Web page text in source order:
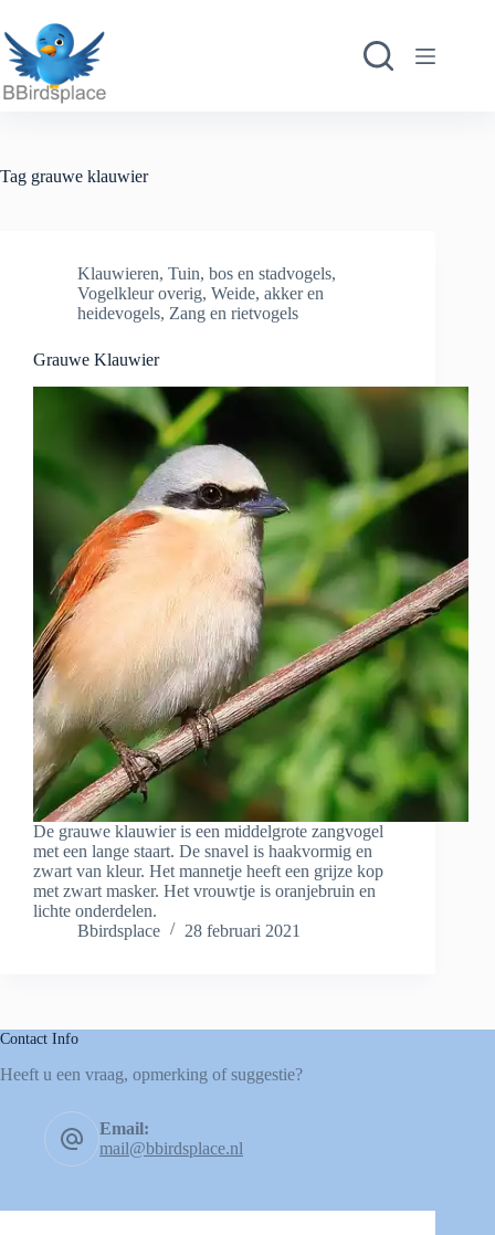
naar
de
inhoud
Tag grauwe klauwier
Klauwieren, Tuin, bos en stadvogels,
Vogelkleur overig, Weide, akker en
heidevogels, Zang en rietvogels
Grauwe Klauwier
De grauwe klauwier is een middelgrote zangvogel
met een lange staart. De snavel is haakvormig en
zwart van kleur. Het mannetje heeft een grijze kop
met zwart masker. Het vrouwtje is oranjebruin en
lichte onderdelen.
Bbirdsplace
28 februari 2021
Contact Info
Heeft u een vraag, opmerking of suggestie?
Email:
mail@bbirdsplace.nl